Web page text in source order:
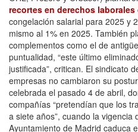
recortes en derechos laborales
congelación salarial para 2025 y
mismo al 1% en 2025. También
complementos como el de
puntualidad, “este último
justificada”, critican. El sindicato
empresas no cambiaron su
celebrada el pasado 4 de abril,
compañías “pretendían que los
a siete años”, cuando la vigencia
Ayuntamiento de Madrid caduca